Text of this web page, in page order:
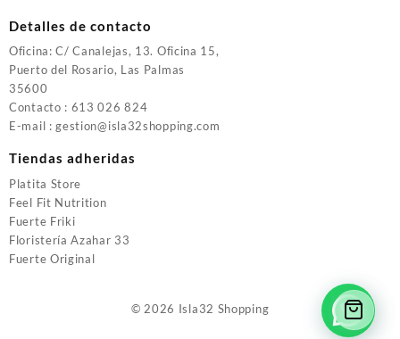
Detalles de contacto
Oficina: C/ Canalejas, 13. Oficina 15,
Puerto del Rosario, Las Palmas
35600
Contacto : 613 026 824
E-mail : gestion@isla32shopping.com
Tiendas adheridas
Platita Store
Feel Fit Nutrition
Fuerte Friki
Floristería Azahar 33
Fuerte Original
© 2026 Isla32 Shopping